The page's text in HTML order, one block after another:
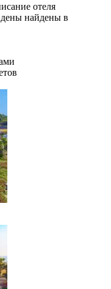
отеля
найдены в